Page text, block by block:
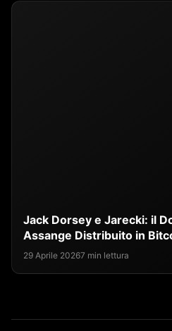
Jack Dorsey e Jarecki: il
Assange Distribuito in
29 Aprile 20267 min lettura